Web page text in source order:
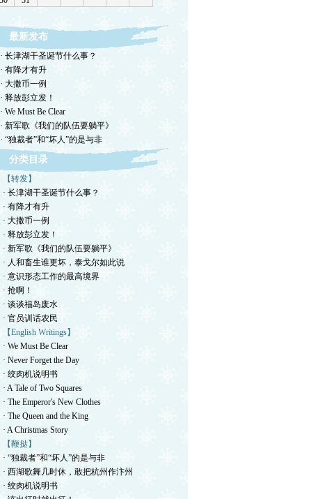
最新发布
· 长津湖干圣诞节什么事？
· 有降才有升
· 大撒币一例
· 释放彭立发！
· We Must Be Clear
· 新军歌《我们的队伍要躺平》
· “独裁者”和“坏人”的是与非
分类目录
【转发】
· 长津湖干圣诞节什么事？
· 有降才有升
· 大撒币一例
· 释放彭立发！
· 新军歌《我们的队伍要躺平》
· 人和畜生谁更坏，泰戈尔如此说
· 意识形态工作的最高境界
· 抢啊！
· 谈谈福岛废水
· 官员训话农民
【English Writings】
· We Must Be Clear
· Never Forget the Day
· 绞肉机说明书
· A Tale of Two Squares
· The Emperor's New Clothes
· The Queen and the King
· A Christmas Story
【鞭挞】
· “独裁者”和“坏人”的是与非
· 西湖歌舞几时休，敢把杭州作汴州
· 绞肉机说明书